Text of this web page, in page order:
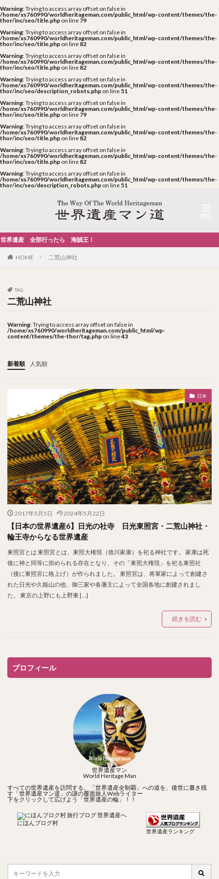
Warning: Trying to access array offset on false in
/home/xs760990/worldheritageman.com/public_html/wp-content/themes/the-
thor/inc/seo/title.php on line 79
Warning: Trying to access array offset on false in
/home/xs760990/worldheritageman.com/public_html/wp-content/themes/the-
thor/inc/seo/title.php on line 82
Warning: Trying to access array offset on false in
/home/xs760990/worldheritageman.com/public_html/wp-content/themes/the-
thor/inc/seo/title.php on line 82
Warning: Trying to access array offset on false in
/home/xs760990/worldheritageman.com/public_html/wp-content/themes/the-
thor/inc/seo/description_robots.php on line 51
Warning: Trying to access array offset on false in
/home/xs760990/worldheritageman.com/public_html/wp-content/themes/the-
thor/inc/seo/title.php on line 79
Warning: Trying to access array offset on false in
/home/xs760990/worldheritageman.com/public_html/wp-content/themes/the-
thor/inc/seo/title.php on line 82
Warning: Trying to access array offset on false in
/home/xs760990/worldheritageman.com/public_html/wp-content/themes/the-
thor/inc/seo/title.php on line 82
Warning: Trying to access array offset on false in
/home/xs760990/worldheritageman.com/public_html/wp-content/themes/the-
thor/inc/seo/description_robots.php on line 51
界遺産 全部行ったら 海賊王！
HOME 二荒山神社
TAG
二荒山神社
Warning: Trying to access array offset on false in
/home/xs760990/worldheritageman.com/public_html/wp-
content/themes/the-thor/tag.php on line43
新着順 人気順
日本
2017年5月5日 2024年5月22日
【日本の世界遺産6】日光の社寺 日光東照宮・二荒山神社・
輪王寺からなる世界遺産
東照宮とは 東照宮とは、東照大権現（徳川家康）を祀る神社です。 家康は死
後に神と同等に崇められる存在となり、その「東照大権現」を祀る東照社
（後に東照宮に格上げ）が作られました。 東照宮は、将軍家によって創建さ
れた日光や久能山の他、御三家や各藩主によって全国各地に創建されまし
た。 東京の上野にも上野東 […]
続きを読む
プロフィール
世界遺産マン
World Heritage Man
すべての世界遺産を訪問する、「世界遺産全制覇」への道を、後世に書き残
す「世界遺産マン道」の謎の覆面旅人Webライター
下をクリックして広げよう「世界遺産の輪」！！
にほんブログ村
世界遺産ランキング